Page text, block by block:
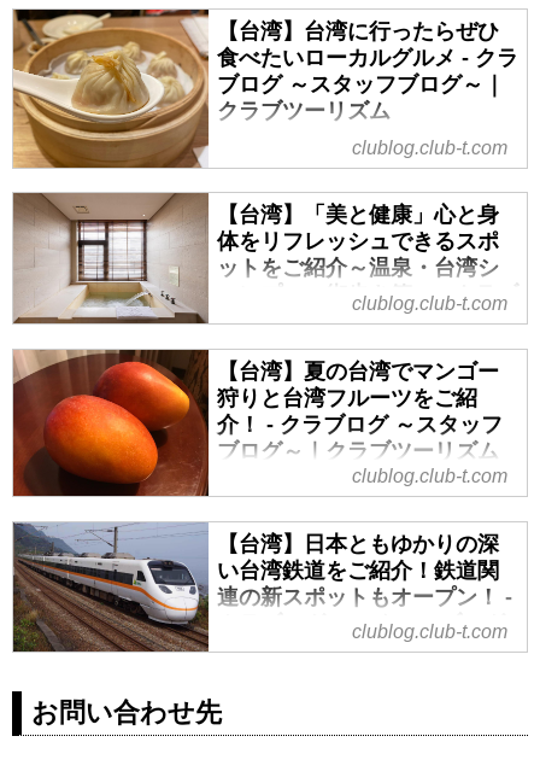
こんにちは！本日は台湾・台北周
辺の人気パワースポット（開運ス
ポット）をご紹介します。金運・
健康運・仕事運・恋愛運アップに
でお参りすれば、素敵な効果も期
待できるかもしれません。運気ア
ップ！美味しい食べ物で元気注
入！心も身体も大満足！きっと新
しい発見がたくさん見つかること
【台湾】台湾に行ったらぜひ
食べたいローカルグルメ - クラ
ブログ ～スタッフブログ～｜
クラブツーリズム
美食で知られる台湾は、ローカル
は有名ですが、そのほかにも牛肉
麺などの麺料理、朝ごはんとして
有名な豆漿（トウジャン）、日本
ではなかなか食べられないガチョ
ウ肉など台湾ならではのローカル
様！初めての方もリピーターの方
も、ぜひお召し上がりいただきた
い台湾のローカルグルメをご紹介
します。
clublog.club-t.com
【台湾】「美と健康」心と身
体をリフレッシュできるスポ
ットをご紹介～温泉・台湾シ
ャンプー・街歩き篇～ - クラブ
ログ ～スタッフブログ～｜ク
ラブツーリズム
皆様こんにちは。本日は「美と健
康」をテーマに非日常感を味わえ
る台湾のスポットご紹介します。
仕事にプライベートにと忙しいけ
れど、たまには日常を離れて元気
をチャージしたい！週末や３連休
を利用してリフレッシュできる女
性におすすめのスポットをまとめ
ました。今回は台北と北投温泉、
猫村など、台北とその周辺を中心
clublog.club-t.com
【台湾】夏の台湾でマンゴー
狩りと台湾フルーツをご紹
介！ - クラブログ ～スタッフ
ブログ～｜クラブツーリズム
台湾夏のフルーツといえばマンゴ
ー！５～９月が収穫期で、最盛期
は例年６月中旬ごろから７月中旬
ごろになります。名産地の南部台
南・玉井地区などではたくさんの
マンゴーが実をつけます。台湾に
旅行できるようになりましたら、
さい。このブログでは過去台湾担
当が実際にマンゴー狩りをした様
clublog.club-t.com
【台湾】日本ともゆかりの深
い台湾鉄道をご紹介！鉄道関
連の新スポットもオープン！ -
クラブログ ～スタッフブログ
～｜クラブツーリズム
本格化し、海外で始めて日本の新
clublog.club-t.com
お問い合わせ先